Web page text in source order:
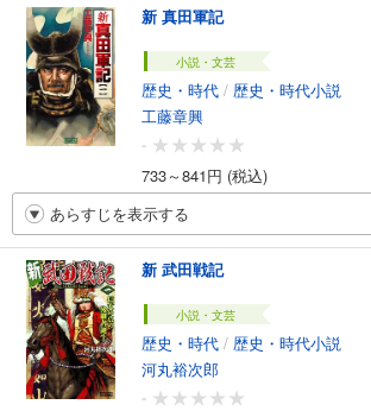
新 真田軍記
小説・文芸
歴史・時代 / 歴史・時代小説
工藤章興
-
733～841円 (税込)
あらすじを表示する
新 武田戦記
小説・文芸
歴史・時代 / 歴史・時代小説
河丸裕次郎
-